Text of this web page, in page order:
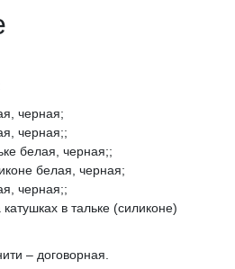
черная;
черная;;
белая, черная;;
белая, черная;
черная;;
в тальке (силиконе)
– договорная.